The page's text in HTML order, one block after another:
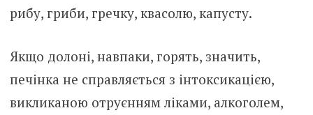
рибу, гриби, гречку, квасолю, капусту.
Якщо долоні, навпаки, горять, значить,
печінка не справляється з інтоксикацією,
викликаною отруєнням ліками, алкоголем,